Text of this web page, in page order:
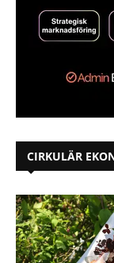
CIRKULÄR